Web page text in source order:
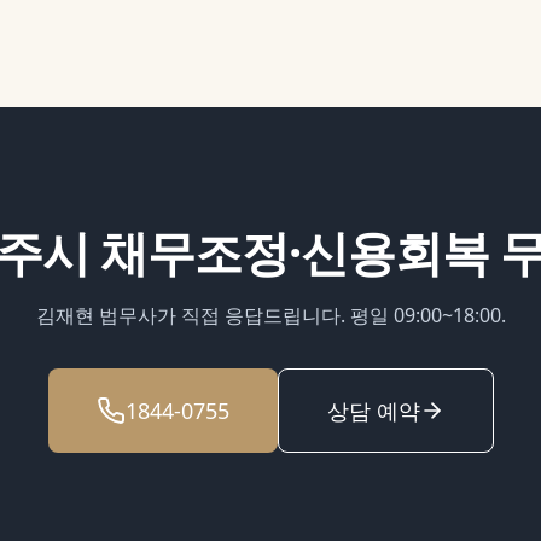
시 채무조정·신용회복
김재현 법무사가 직접 응답드립니다. 평일 09:00~18:00.
1844-0755 상담 예약